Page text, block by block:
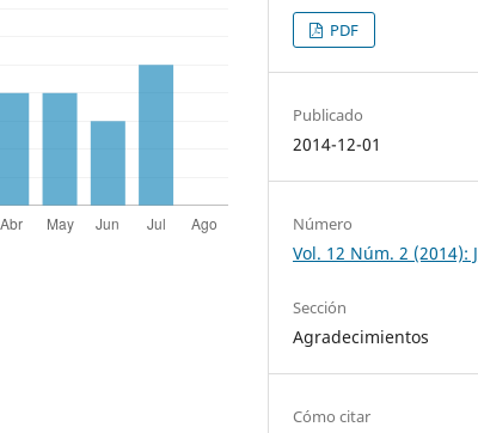
PDF
Publicado
2014-12-01
Número
Vol. 12 Núm. 2 (2014):
Sección
Agradecimientos
Cómo citar